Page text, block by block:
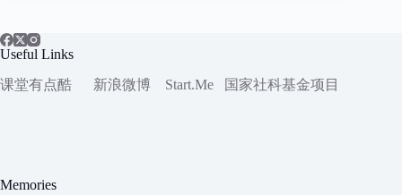
Useful Links
课堂有点酷
新浪微博 Start.Me 国家社科基金项目
Memories